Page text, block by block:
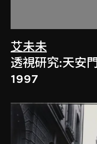
艾未未
透視研究:天安門
1997